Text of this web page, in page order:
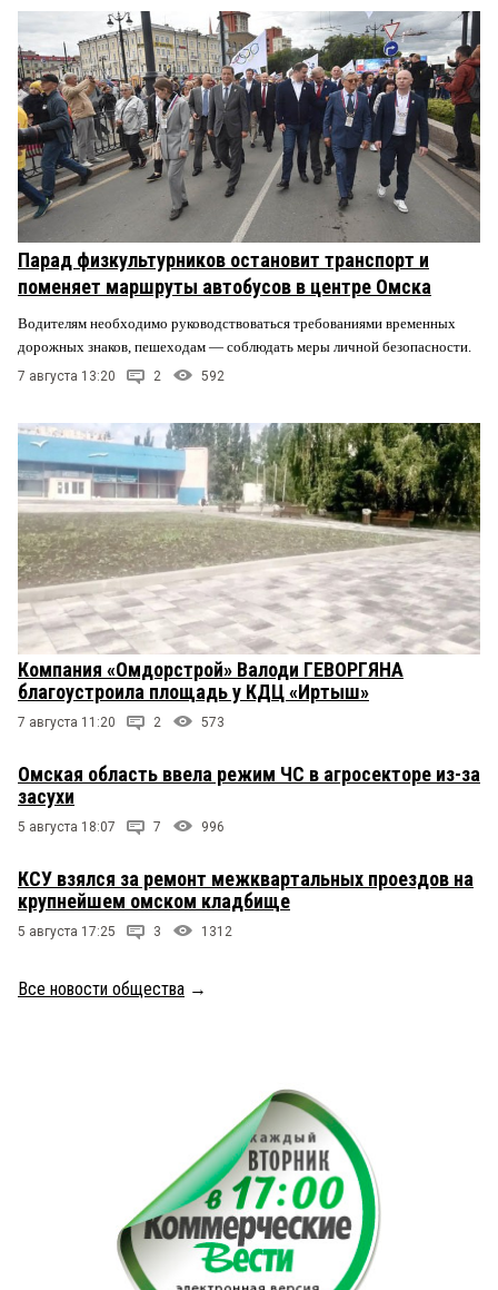
Парад физкультурников остановит транспорт и
поменяет маршруты автобусов в центре Омска
Водителям необходимо руководствоваться требованиями временных
дорожных знаков, пешеходам — соблюдать меры личной безопасности.
7 августа 13:20 2 592
Компания «Омдорстрой» Валоди ГЕВОРГЯНА
благоустроила площадь у КДЦ «Иртыш»
7 августа 11:20 2 573
Омская область ввела режим ЧС в агросекторе из-за
засухи
5 августа 18:07 7 996
КСУ взялся за ремонт межквартальных проездов на
крупнейшем омском кладбище
5 августа 17:25 3 1312
Все новости общества →